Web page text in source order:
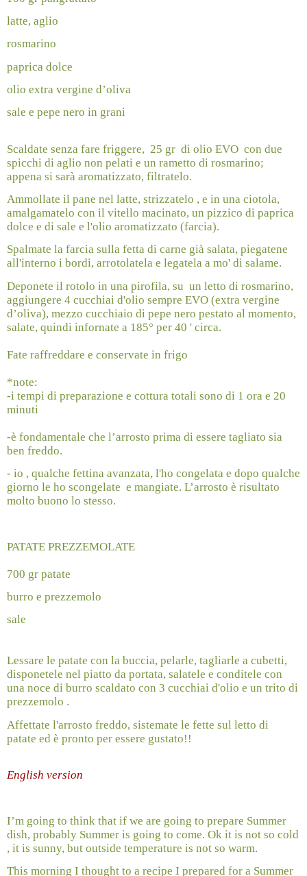
latte, aglio
rosmarino
paprica dolce
olio extra vergine d’oliva
sale e pepe nero in grani
Scaldate senza fare friggere, 25 gr di olio EVO con due
spicchi di aglio non pelati e un rametto di rosmarino;
appena si sarà aromatizzato, filtratelo.
Ammollate il pane nel latte, strizzatelo , e in una ciotola,
amalgamatelo con il vitello macinato, un pizzico di paprica
dolce e di sale e l'olio aromatizzato (farcia).
Spalmate la farcia sulla fetta di carne già salata, piegatene
all'interno i bordi, arrotolatela e legatela a mo' di salame.
Deponete il rotolo in una pirofila, su un letto di rosmarino,
aggiungere 4 cucchiai d'olio sempre EVO (extra vergine
d’oliva), mezzo cucchiaio di pepe nero pestato al momento,
salate, quindi infornate a 185° per 40 ' circa.
Fate raffreddare e conservate in frigo
*note:
-i tempi di preparazione e cottura totali sono di 1 ora e 20
minuti
-è fondamentale che l’arrosto prima di essere tagliato sia
ben freddo.
- io , qualche fettina avanzata, l'ho congelata e dopo qualche
giorno le ho scongelate e mangiate. L’arrosto è risultato
molto buono lo stesso.
PATATE PREZZEMOLATE
700 gr patate
burro e prezzemolo
sale
Lessare le patate con la buccia, pelarle, tagliarle a cubetti,
disponetele nel piatto da portata, salatele e conditele con
una noce di burro scaldato con 3 cucchiai d'olio e un trito di
prezzemolo .
Affettate l'arrosto freddo, sistemate le fette sul letto di
patate ed è pronto per essere gustato!!
English version
I’m going to think that if we are going to prepare Summer
dish, probably Summer is going to come. Ok it is not so cold
, it is sunny, but outside temperature is not so warm.
This morning I thought to a recipe I prepared for a Summer